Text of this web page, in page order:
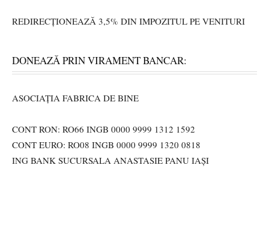
REDIRECȚIONEAZĂ 3,5% DIN IMPOZITUL PE VENITURI
DONEAZĂ PRIN VIRAMENT BANCAR:
ASOCIAȚIA FABRICA DE BINE
CONT RON: RO66 INGB 0000 9999 1312 1592
CONT EURO: RO08 INGB 0000 9999 1320 0818
ING BANK SUCURSALA ANASTASIE PANU IAȘI